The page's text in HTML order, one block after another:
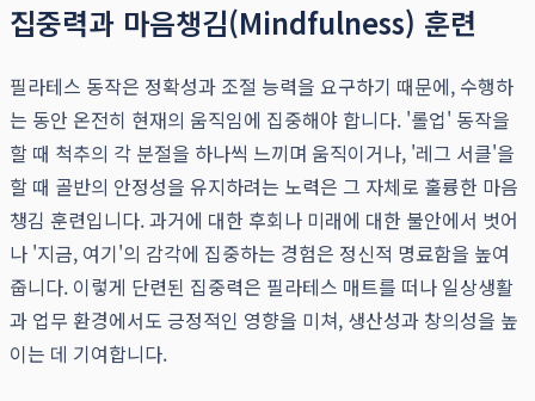
집중력과 마음챙김(Mindfulness) 훈련
필라테스 동작은 정확성과 조절 능력을 요구하기 때문에, 수행하
는 동안 온전히 현재의 움직임에 집중해야 합니다. '롤업' 동작을
할 때 척추의 각 분절을 하나씩 느끼며 움직이거나, '레그 서클'을
할 때 골반의 안정성을 유지하려는 노력은 그 자체로 훌륭한 마음
챙김 훈련입니다. 과거에 대한 후회나 미래에 대한 불안에서 벗어
나 '지금, 여기'의 감각에 집중하는 경험은 정신적 명료함을 높여
줍니다. 이렇게 단련된 집중력은 필라테스 매트를 떠나 일상생활
과 업무 환경에서도 긍정적인 영향을 미쳐, 생산성과 창의성을 높
이는 데 기여합니다.